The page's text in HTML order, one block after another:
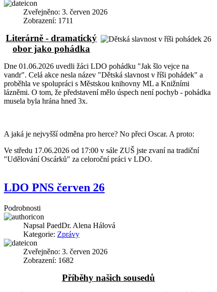
Zveřejněno: 3. červen 2026
Zobrazení: 1711
Literárně - dramatický
obor jako pohádka
Dne 01.06.2026 uvedli žáci LDO pohádku "Jak šlo vejce na
vandr". Celá akce nesla název "Dětská slavnost v říši pohádek" a
proběhla ve spolupráci s Městskou knihovny ML a Knižními
lázněmi. O tom, že představení mělo úspech není pochyb - pohádka
musela byla hrána hned 3x.
A jaká je nejvyšší odměna pro herce? No přeci Oscar. A proto:
Ve středu 17.06.2026 od 17:00 v sále ZUŠ jste zvaní na tradiční
"Udělování Oscárků" za celoroční práci v LDO.
LDO PNS červen 26
Podrobnosti
Napsal PaedDr. Alena Hálová
Kategorie: Zprávy
Zveřejněno: 3. červen 2026
Zobrazení: 1682
Příběhy našich sousedů